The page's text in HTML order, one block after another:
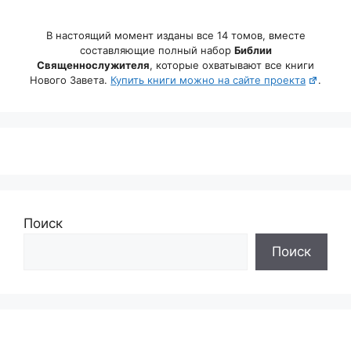
В настоящий момент изданы все 14 томов, вместе
составляющие полный набор Библии
Священнослужителя, которые охватывают все книги
Нового Завета. Купить книги можно на сайте проекта .
Поиск
Поиск